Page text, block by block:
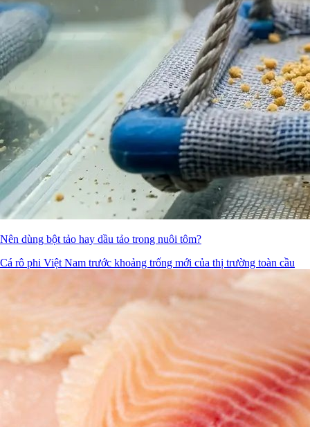
Nên dùng bột tảo hay dầu tảo trong nuôi tôm?
Cá rô phi Việt Nam trước khoảng trống mới của thị trường toàn cầu